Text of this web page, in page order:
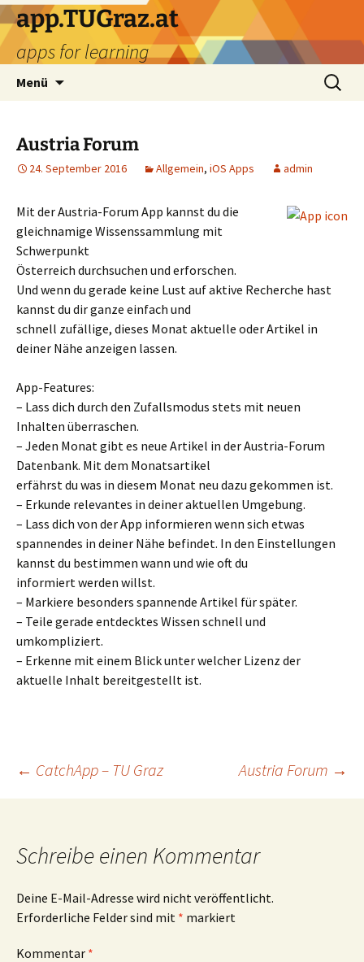
Zum
Inhalt
springen
app.TUGraz.at
apps for learning
Menü
Suchen
nach:
Austria Forum
24. September 2016 Allgemein, iOS Apps admin
Mit der Austria-Forum App kannst du die
gleichnamige Wissenssammlung mit
Schwerpunkt
Österreich durchsuchen und erforschen.
Und wenn du gerade keine Lust auf aktive Recherche hast
kannst du dir ganze einfach und
schnell zufällige, dieses Monat aktuelle oder Artikel in
deiner Nähe anzeigen lassen.
App-Features:
– Lass dich durch den Zufallsmodus stets mit neuen
Inhalten überraschen.
– Jeden Monat gibt es neue Artikel in der Austria-Forum
Datenbank. Mit dem Monatsartikel
erfährst du was in diesem Monat neu dazu gekommen ist.
– Erkunde relevantes in deiner aktuellen Umgebung.
– Lass dich von der App informieren wenn sich etwas
spannendes in deiner Nähe befindet. In den Einstellungen
kannst du bestimmen wann und wie oft du
informiert werden willst.
– Markiere besonders spannende Artikel für später.
– Teile gerade entdecktes Wissen schnell und
umkompliziert.
– Erkenne mit einem Blick unter welcher Lizenz der
aktuelle Inhalt bereitgestellt ist.
Beitragsnavigation
← CatchApp – TU Graz Austria Forum →
Schreibe einen Kommentar
Deine E-Mail-Adresse wird nicht veröffentlicht.
Erforderliche Felder sind mit * markiert
Kommentar *